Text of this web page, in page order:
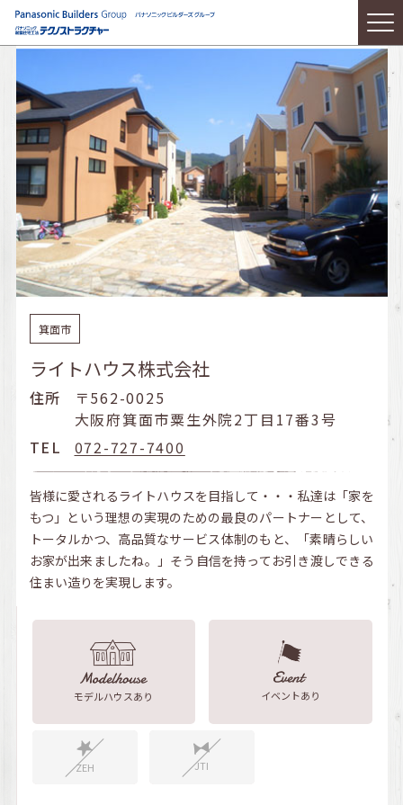
箕面市
ライトハウス株式会社
住所
〒562-0025
大阪府箕面市粟生外院2丁目17番3号
TEL
072-727-7400
皆様に愛されるライトハウスを目指して・・・私達は「家を
もつ」という理想の実現のための最良のパートナーとして、
トータルかつ、高品質なサービス体制のもと、「素晴らしい
お家が出来ましたね。」そう自信を持ってお引き渡しできる
住まい造りを実現します。
モデルハウスあり イベントあり
ZEH JTI